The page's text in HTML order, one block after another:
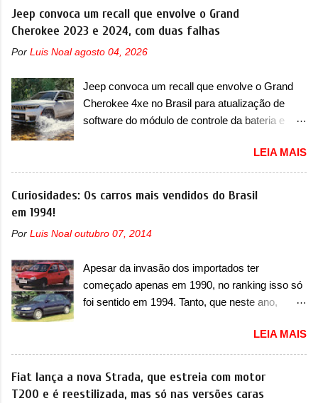
a marca confirmou a estreia de um novo
modelo compacto à sua linha. Posicionado
primeiras imagens teaser do A05, que nas
esportiva, o A05s. Previsto para ser lançado
ainda neste ano na China, o compacto elétrico
colocará a Leapmotor para concorrer com uma
BYD Dolphin e Geely EX2. Visualmente, o A05
conta com um design já visto por outros
modelos da marca, em especial do SUV
SUV, o A05 nasce com um design que está
possui faróis com um desenho mais retangular,
com um pequeno prolongamento para as
laterais. Os faróis cont...
Jeep convoca um recall que envolve o Grand
Cherokee 2023 e 2024, com duas falhas
Por Luis Noal agosto 04, 2026
Jeep convoca um recall que envolve o Grand
Cherokee 4xe no Brasil para atualização de
software do módulo de controle da bateria e
Jeep convocou no dia 10 de outubro de 2025
um chamado que envolve os proprietários do
Grand Cherokee 4xe, em sua versão única
unidades afetadas precisam retornar a uma
dois problemas. O primeiro deles será uma
atualização do software do módulo de controle
da bateria (AHCP e HCP). Para alguns veículos
verificação e, se necessário, a substituição do
motor do ventilador HVAC (aquecimento,
ventilação e ar-condicionado). A marca também
confirmou que “foi identificada a possibilidade de
LEIA MAIS
Curiosidades: Os carros mais vendidos do Brasil
em 1994!
Por Luis Noal outubro 07, 2014
Apesar da invasão dos importados ter
começado apenas em 1990, no ranking isso só
foi sentido em 1994. Tanto, que neste ano,
começar pelo Chevrolet Corsa, o mais
destacado deles no ranking que perdurou no
nosso mercado até início de 2012 e com
certeza foi um grandioso lançamento da
LEIA MAIS
Fiat lança a nova Strada, que estreia com motor
T200 e é reestilizada, mas só nas versões caras